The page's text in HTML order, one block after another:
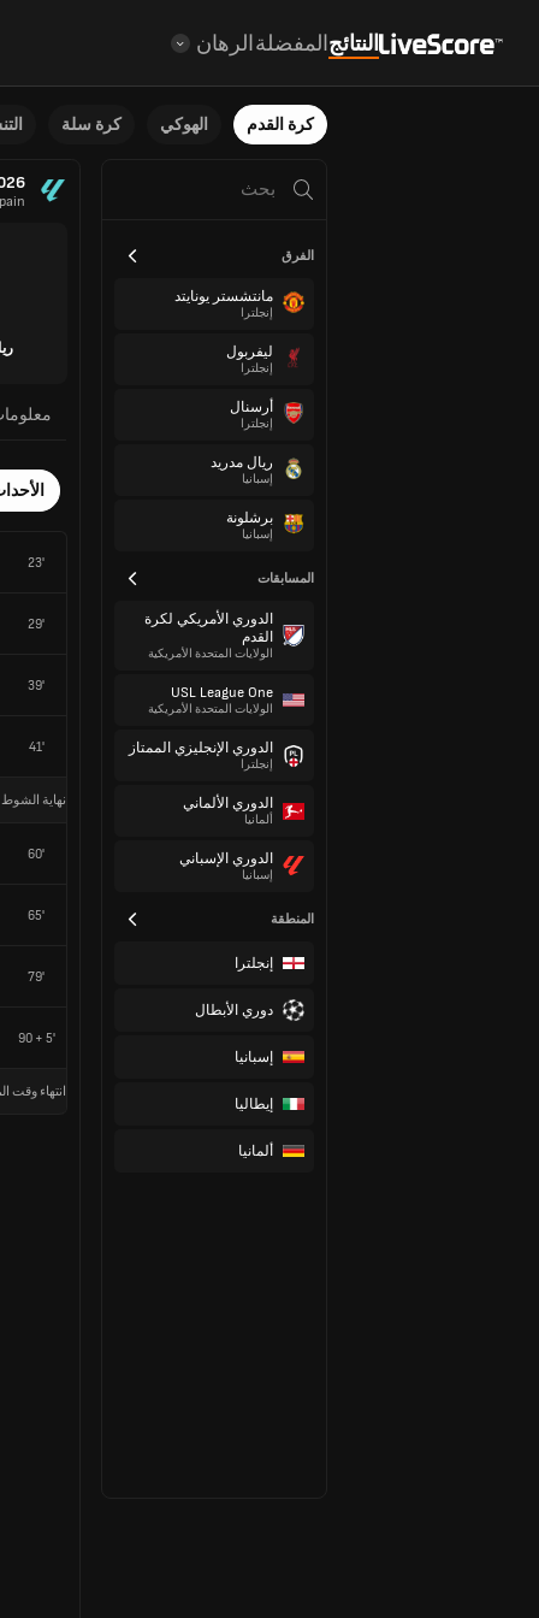
النتائجالمفضلةالرهان
كرة القدم الهوكي كرة سلة
الفرق
مانتشستر يونايتد
إنجلترا
ليفربول
إنجلترا
أرسنال
إنجلترا
ريال مدريد
إسبانيا
برشلونة
إسبانيا
المسابقات
الدوري الأمريكي لكرة
القدم
الولايات المتحدة الأمريكية
USL League One
الولايات المتحدة الأمريكية
الدوري الإنجليزي الممتاز
إنجلترا
الدوري الألماني
ألمانيا
الدوري الإسباني
إسبانيا
المنطقة
إنجلترا
دوري الأبطال
إسبانيا
إيطاليا
ألمانيا
23'
29'
39'
41'
نهاية الشوط
60'
65'
79'
90 + 5'
انتهاء وقت